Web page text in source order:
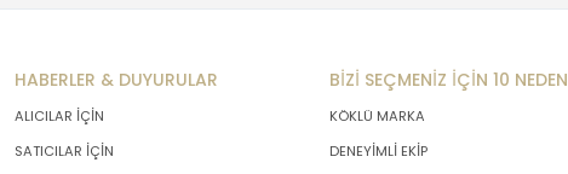
HABERLER & DUYURULAR
ALICILAR İÇİN
SATICILAR İÇİN
BİZİ SEÇMENİZ İÇİN 10 NEDEN
KÖKLÜ MARKA
DENEYİMLİ EKİP